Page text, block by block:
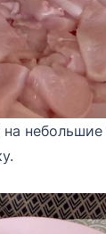
небольшие